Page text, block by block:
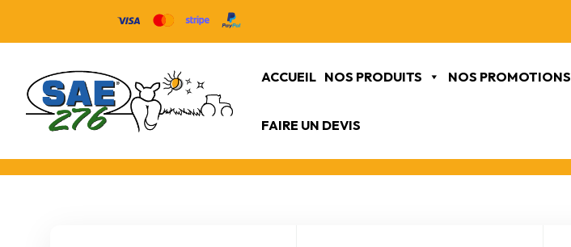
ACCUEIL NOS PRODUITS NOS PROMOTIONS
FAIRE UN DEVIS